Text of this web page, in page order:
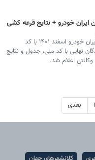
ایران خودرو + نتایج قرعه کشی
لیست برندگان قرعه کشی ایران خودرو اسفند ۱۴۰۱ با کد
نهایی با کد ملی، جدول و نتایج
اعلام شد.
بعدی